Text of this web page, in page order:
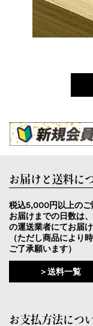
お届けと送料に
税込5,000円以上のご
お届けまでの日数は
の運送業者にてお届
（ただし商品により
ご了承願います）
＞送料一覧
お支払方法につ